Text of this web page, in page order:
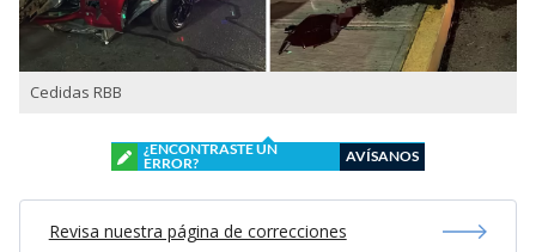
Cedidas RBB
¿ENCONTRASTE UN
ERROR?
AVÍSANOS
Revisa nuestra página de correcciones